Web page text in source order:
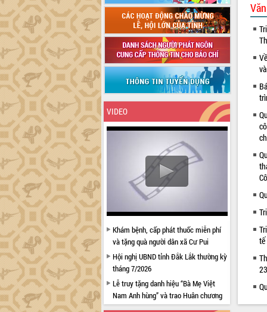
VIDEO
Khám bệnh, cấp phát thuốc miễn phí
và tặng quà người dân xã Cư Pui
Hội nghị UBND tỉnh Đắk Lắk thường kỳ
tháng 7/2026
Lễ truy tặng danh hiệu “Bà Mẹ Việt
Nam Anh hùng” và trao Huân chương
Lao động